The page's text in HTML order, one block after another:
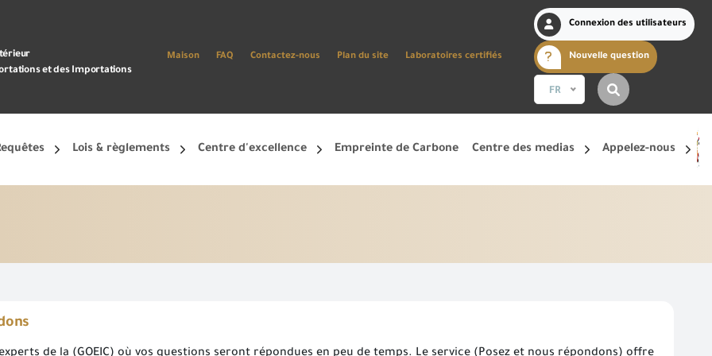
et des Importations
Maison FAQ Contactez-nous Plan du site Laboratoires certifiés
Connexion des utilisateurs
Nouvelle question
FR
Lois & règlements Centre d'excellence Empreinte de Carbone Centre des medias Appelez-nous